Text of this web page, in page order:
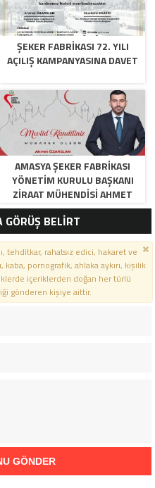
ŞEKER FABRİKASI 72. YILI
AÇILIŞ KAMPANYASINA DAVET
AMASYA ŞEKER FABRIKASI
YÖNETIM KURULU BAŞKANI
ZIRAAT MÜHENDISI AHMET
ÖZARSLAN’IN MEVLID KANDILI
MESAJI
GÖRÜŞ BELİRT
tehditkar, rahatsız edici, hakaret ve
kaba, pornografik, ahlaka aykırı, kişilik
içeriklerden doğan her türlü
gönderen kişiye aittir.
GÖNDER